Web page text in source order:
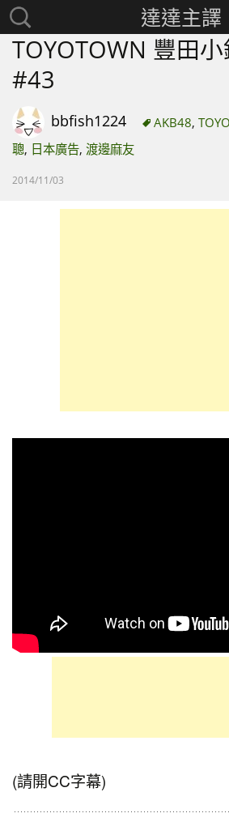
搜
尋：
達達主譯
TOYOTOWN 豐田
#43
bbfish1224 AKB48,
聰, 日本廣告, 渡邊麻友
2014/11/03
(請開CC字幕)